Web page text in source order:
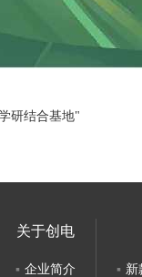
研结合基地"
关于创电
企业简介 新